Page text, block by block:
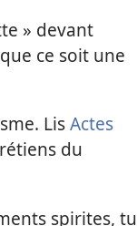
» devant
ce soit une
LisActes
du
spirites, tu